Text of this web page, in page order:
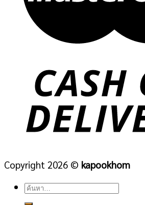
Copyright 2026 © kapookhom
ค้นหา: